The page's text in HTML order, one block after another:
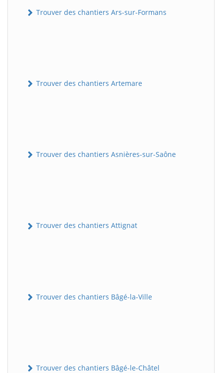
Trouver des chantiers Ars-sur-Formans
Trouver des chantiers Artemare
Trouver des chantiers Asnières-sur-Saône
Trouver des chantiers Attignat
Trouver des chantiers Bâgé-la-Ville
Trouver des chantiers Bâgé-le-Châtel